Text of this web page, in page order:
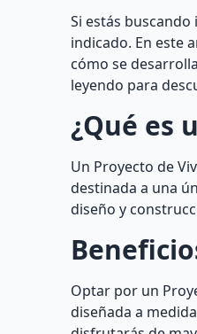
Si estás
indicado. En este
cómo se
leyendo para
¿Qué es
Un Proyecto de
destinada a una
diseño y
Optar por un
diseñada a